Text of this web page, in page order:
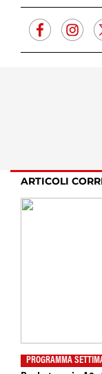
ARTICOLI
PROGRAMMA